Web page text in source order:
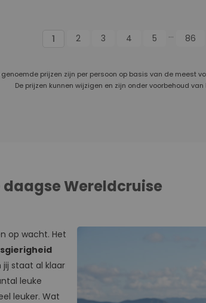
Skagen,
Akureyri, Isafjordur,
op Zee, Southampton
1 2 3 4 5 ... 86
genoemde prijzen zijn per persoon op basis van de meest
De prijzen kunnen wijzigen en zijn onder voorbehoud
daagse Wereldcruise
op wacht. Het
staat al klaar
leuke
leuker. Wat